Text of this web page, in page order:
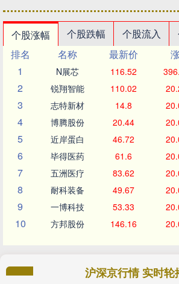
个股涨幅 个股跌幅 个股流入
排名
名称 最新价
1
N展芯 116.52
2 锐翔智能 110.02
3 志特新材 14.8
4 博腾股份 20.44
5 近岸蛋白 46.72
6 毕得医药 61.6
7 五洲医疗 83.62
8 耐科装备 49.67
9 一博科技 53.33
10 方邦股份 146.16
沪深京行情 实时轮